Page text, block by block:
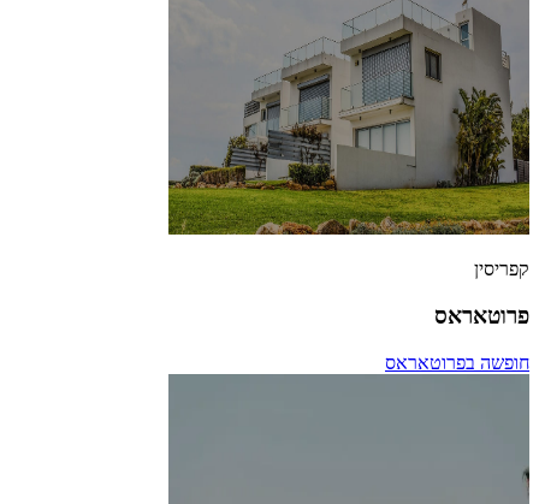
קפריסין
פרוטאראס
חופשה בפרוטאראס